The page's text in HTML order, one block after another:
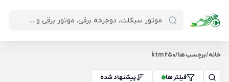
خانه/برچسب ها/
ktm 250
فیلتر ها پیشنهاد شده